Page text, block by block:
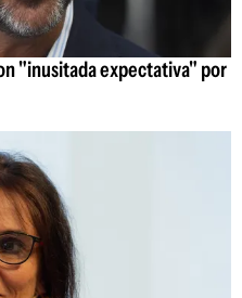
"inusitada expectativa" por